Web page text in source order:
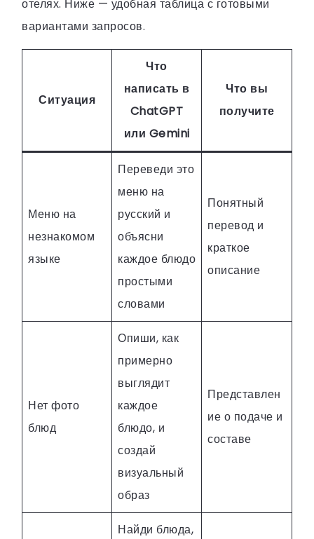
отелях. Ниже — удобная таблица с готовыми
вариантами запросов.
Ситуация
Что
написать в
ChatGPT
или Gemini
Что вы
получите
Меню на
незнакомом
языке
Переведи это
меню на
русский и
объясни
каждое блюдо
простыми
словами
Понятный
перевод и
краткое
описание
Нет фото
блюд
Опиши, как
примерно
выглядит
каждое
блюдо, и
создай
визуальный
образ
Представлен
ие о подаче и
составе
Найди блюда,